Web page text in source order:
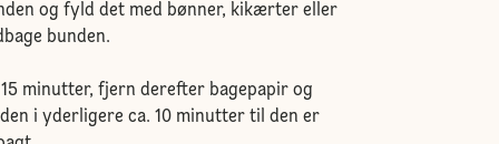
og fyld det med bønner, kikærter eller
bunden.
minutter, fjern derefter bagepapir og
i yderligere ca. 10 minutter til den er